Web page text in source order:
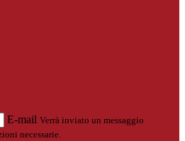
E-mail Verrà inviato un messaggio
necessarie.